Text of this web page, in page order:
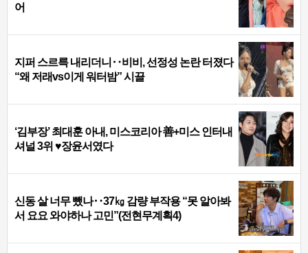
어
지퍼 스르륵 내리더니‥비비, 선정성 논란 터졌다
“왜 저래vs이게 워터밤” 시끌
‘김부장’ 최대훈 아내, 미스코리아 善+미스 인터내
셔널 3위 ♥장윤서였다
신동 살 너무 뺐나‥37㎏ 감량 부작용 “못 알아봐
서 요요 와야하나 고민”(전현무계획4)